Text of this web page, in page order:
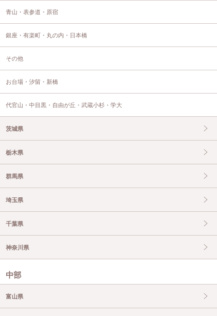
青山・表参道・原宿
銀座・有楽町・丸の内・日本橋
その他
お台場・汐留・新橋
代官山・中目黒・自由が丘・武蔵小杉・学大
茨城県
栃木県
群馬県
埼玉県
千葉県
神奈川県
中部
富山県